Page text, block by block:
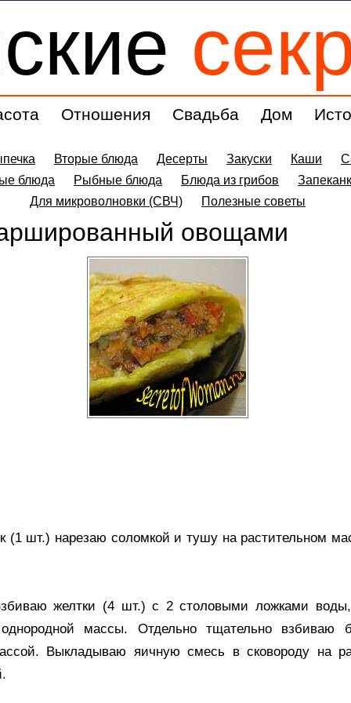
Отношения Свадьба Дом
Вторые блюда Десерты Закуски Каши
блюда Рыбные блюда Блюда из грибов
Для микроволновки (СВЧ)
Полезные советы
овощами
(1 шт.) нарезаю соломкой и тушу на растительном
желтки (4 шт.) с 2 столовыми ложками
однородной массы. Отдельно тщательно
Выкладываю яичную смесь в сковороду на